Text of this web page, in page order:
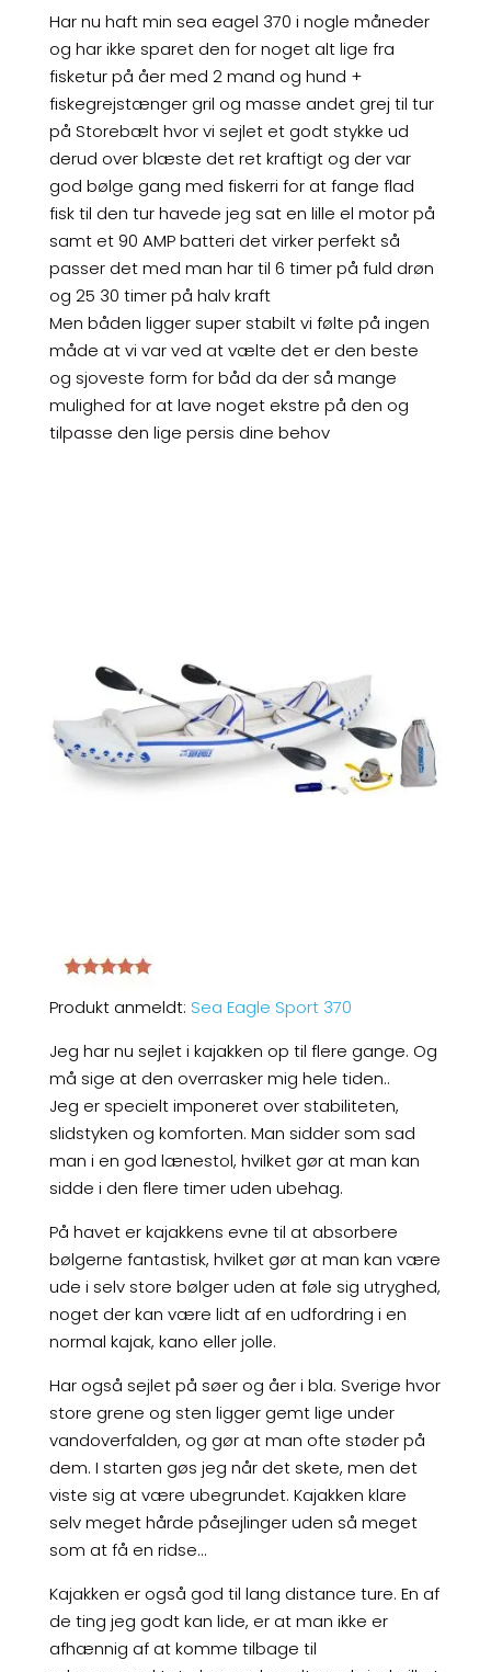
Har nu haft min sea eagel 370 i nogle måneder
og har ikke sparet den for noget alt lige fra
fisketur på åer med 2 mand og hund +
fiskegrejstænger gril og masse andet grej til tur
på Storebælt hvor vi sejlet et godt stykke ud
derud over blæste det ret kraftigt og der var
god bølge gang med fiskerri for at fange flad
fisk til den tur havede jeg sat en lille el motor på
samt et 90 AMP batteri det virker perfekt så
passer det med man har til 6 timer på fuld drøn
og 25 30 timer på halv kraft
Men båden ligger super stabilt vi følte på ingen
måde at vi var ved at vælte det er den beste
og sjoveste form for båd da der så mange
mulighed for at lave noget ekstre på den og
tilpasse den lige persis dine behov
Produkt anmeldt: Sea Eagle Sport 370
Jeg har nu sejlet i kajakken op til flere gange. Og
må sige at den overrasker mig hele tiden..
Jeg er specielt imponeret over stabiliteten,
slidstyken og komforten. Man sidder som sad
man i en god lænestol, hvilket gør at man kan
sidde i den flere timer uden ubehag.
På havet er kajakkens evne til at absorbere
bølgerne fantastisk, hvilket gør at man kan være
ude i selv store bølger uden at føle sig utryghed,
noget der kan være lidt af en udfordring i en
normal kajak, kano eller jolle.
Har også sejlet på søer og åer i bla. Sverige hvor
store grene og sten ligger gemt lige under
vandoverfalden, og gør at man ofte støder på
dem. I starten gøs jeg når det skete, men det
viste sig at være ubegrundet. Kajakken klare
selv meget hårde påsejlinger uden så meget
som at få en ridse…
Kajakken er også god til lang distance ture. En af
de ting jeg godt kan lide, er at man ikke er
afhænnig af at komme tilbage til